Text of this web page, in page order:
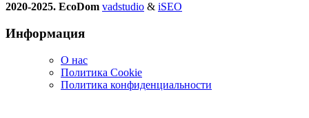
2020-2025. EcoDom vadstudio & iSEO
Информация
О нас
Политика Сookie
Политика конфиденциальности